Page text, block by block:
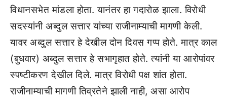
विधानसभेत मांडला होता. यानंतर हा गदारोळ झाला. विरोधी
सदस्यांनी अब्दुल सत्तार यांच्या राजीनाम्याची मागणी केली.
यावर अब्दुल सत्तार हे देखील दोन दिवस गप्प होते. मात्र काल
(बुधवार) अब्दुल सत्तार हे सभागृहात होते. त्यांनी या आरोपांवर
स्पष्टीकरण देखील दिले. मात्र विरोधी पक्ष शांत होता.
राजीनाम्याची मागणी तिव्रतेने झाली नाही, असा आरोप